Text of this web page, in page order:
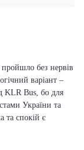
без нервів
варіант –
KLR Bus, бо для
України та
та спокій є